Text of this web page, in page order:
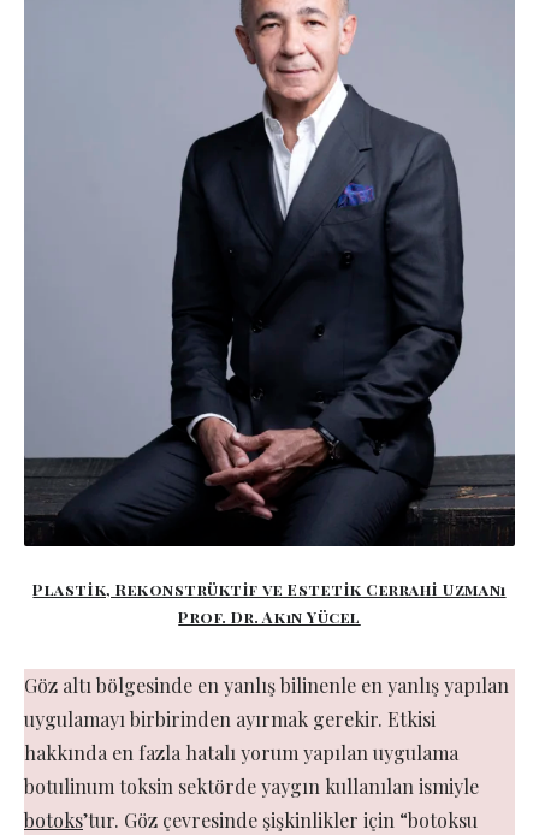
Plastik, Rekonstrüktif ve Estetik Cerrahi Uzmanı
Prof. Dr. Akın Yücel
Göz altı bölgesinde en yanlış bilinenle en yanlış yapılan
uygulamayı birbirinden ayırmak gerekir. Etkisi
hakkında en fazla hatalı yorum yapılan uygulama
botulinum toksin sektörde yaygın kullanılan ismiyle
botoks’tur. Göz çevresinde şişkinlikler için “botoksu